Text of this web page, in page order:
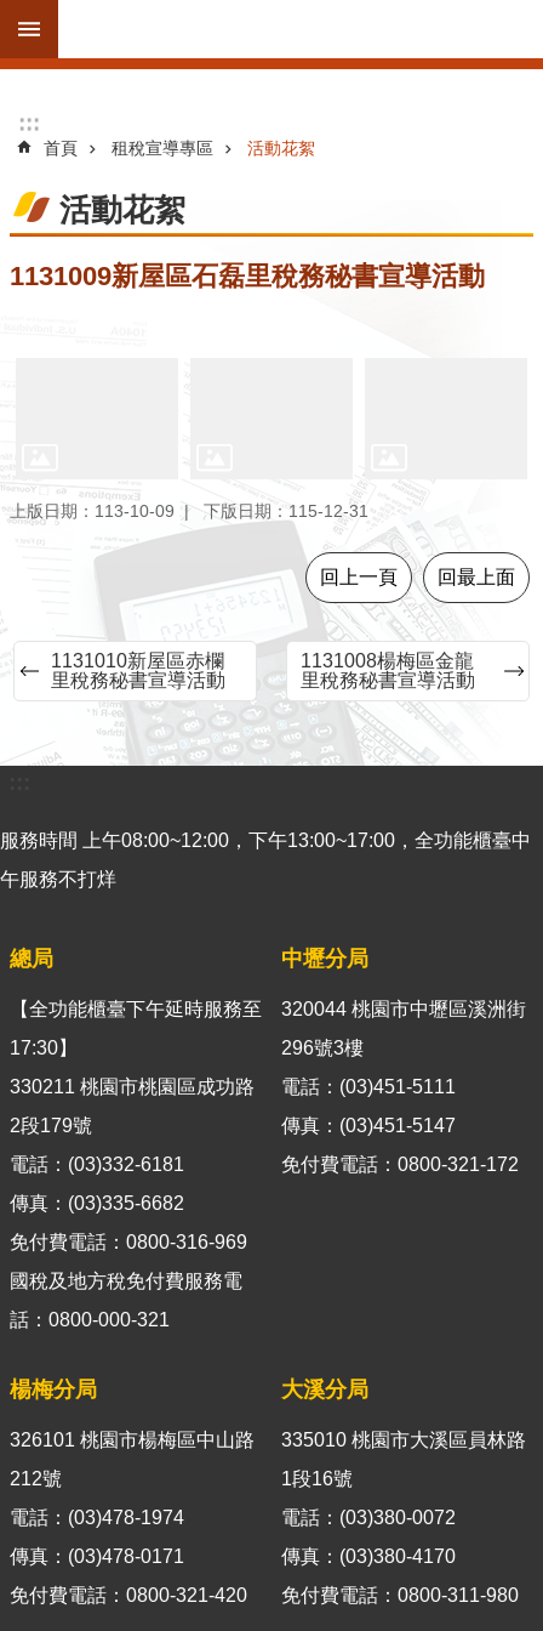
跳到主要內容區塊
階
搜
服
務
便
服
租
稅
專
分
導
覽
訊
客
服
房
稅
更
服
務
返
:::
:::
首頁 租稅宣導專區 活動花絮
活動花絮
1131009新屋區石磊里稅務秘書宣導活動
上版日期：113-10-09 下版日期：115-12-31
回上一頁 回最上面
1131010新屋區赤欄
里稅務秘書宣導活動
1131008楊梅區金龍
里稅務秘書宣導活動
服務時間 上午08:00~12:00，下午13:00~17:00，全功能櫃臺中
午服務不打烊
總局
【全功能櫃臺下午延時服務至
17:30】
330211 桃園市桃園區成功路
2段179號
電話：(03)332-6181
傳真：(03)335-6682
免付費電話：0800-316-969
國稅及地方稅免付費服務電
話：0800-000-321
中壢分局
320044 桃園市中壢區溪洲街
296號3樓
電話：(03)451-5111
傳真：(03)451-5147
免付費電話：0800-321-172
楊梅分局
326101 桃園市楊梅區中山路
212號
電話：(03)478-1974
傳真：(03)478-0171
免付費電話：0800-321-420
大溪分局
335010 桃園市大溪區員林路
1段16號
電話：(03)380-0072
傳真：(03)380-4170
免付費電話：0800-311-980